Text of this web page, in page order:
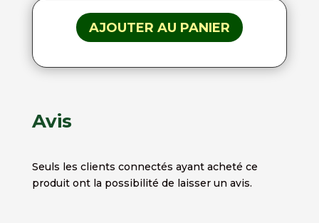
AJOUTER AU PANIER
Avis
Seuls les clients connectés ayant acheté ce
produit ont la possibilité de laisser un avis.